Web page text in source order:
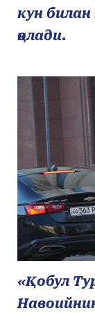
кун
қолади.
«Қобул